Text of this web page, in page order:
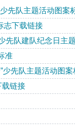
先队主题活动图案
志下载链接
先队建队纪念日主
准
少先队主题活动图
载链接